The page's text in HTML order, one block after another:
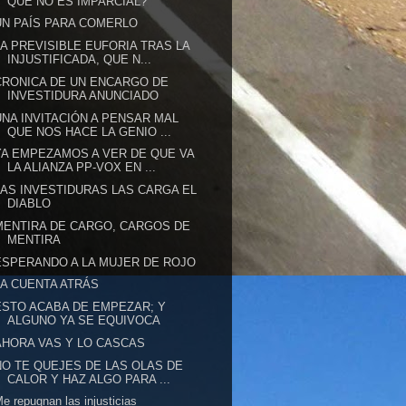
PAÍS PARA COMERLO
PREVISIBLE EUFORIA TRAS LA
INJUSTIFICADA, QUE N...
DE UN ENCARGO DE
INVESTIDURA ANUNCIADO
INVITACIÓN A PENSAR MAL
QUE NOS HACE LA GENIO ...
EMPEZAMOS A VER DE QUE VA
LA ALIANZA PP-VOX EN ...
INVESTIDURAS LAS CARGA EL
DIABLO
DE CARGO, CARGOS DE
MENTIRA
A LA MUJER DE ROJO
CUENTA ATRÁS
ACABA DE EMPEZAR; Y
ALGUNO YA SE EQUIVOCA
VAS Y LO CASCAS
TE QUEJES DE LAS OLAS DE
CALOR Y HAZ ALGO PARA ...
repugnan las injusticias